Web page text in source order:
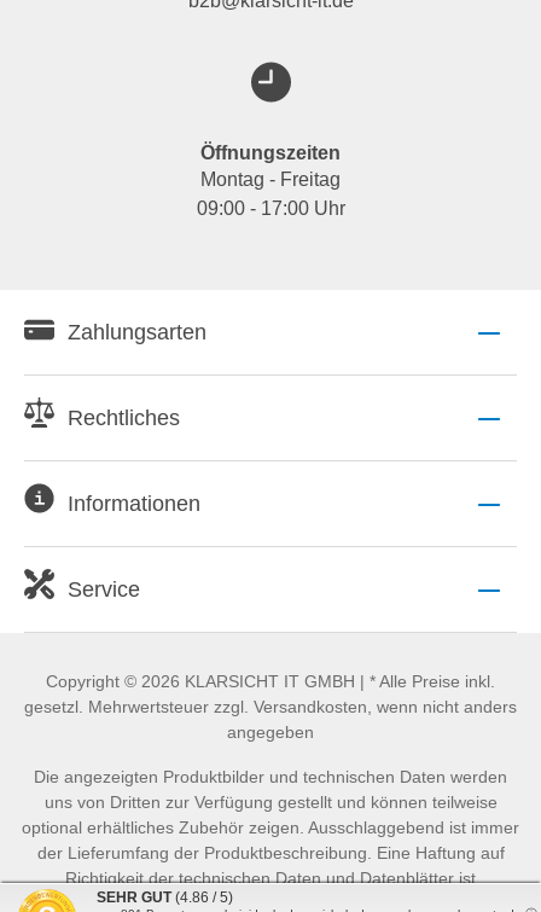
Öffnungszeiten
Montag - Freitag
09:00 - 17:00 Uhr
Zahlungsarten
Rechtliches
Informationen
Service
Copyright © 2026 KLARSICHT IT GMBH | * Alle Preise inkl.
gesetzl. Mehrwertsteuer zzgl. Versandkosten, wenn nicht anders
angegeben
Die angezeigten Produktbilder und technischen Daten werden
uns von Dritten zur Verfügung gestellt und können teilweise
optional erhältliches Zubehör zeigen. Ausschlaggebend ist immer
der Lieferumfang der Produktbeschreibung. Eine Haftung auf
Richtigkeit der technischen Daten und Datenblätter ist
ausgeschlossen.
SEHR GUT (4.86 / 5)